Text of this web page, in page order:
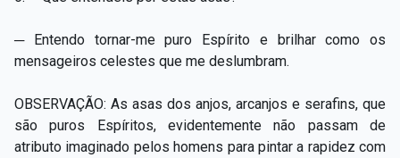
─ Entendo tornar-me puro Espírito e brilhar como os
mensageiros celestes que me deslumbram.
OBSERVAÇÃO: As asas dos anjos, arcanjos e serafins, que
são puros Espíritos, evidentemente não passam de
atributo imaginado pelos homens para pintar a rapidez com